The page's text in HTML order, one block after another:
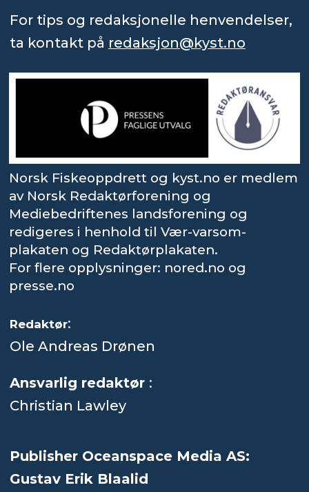
For tips og redaksjonelle henvendelser,
ta kontakt på redaksjon@kyst.no
Norsk Fiskeoppdrett og kyst.no er medlem
av Norsk Redaktørforening og
Mediebedriftenes landsforening og
redigeres i henhold til Vær-varsom-
plakaten og Redaktørplakaten.
For flere opplysninger: nored.no og
presse.no
Redaktør:
Ole Andreas Drønen
Ansvarlig redaktør :
Christian Lawley
Publisher Oceanspace Media AS:
Gustav Erik Blaalid